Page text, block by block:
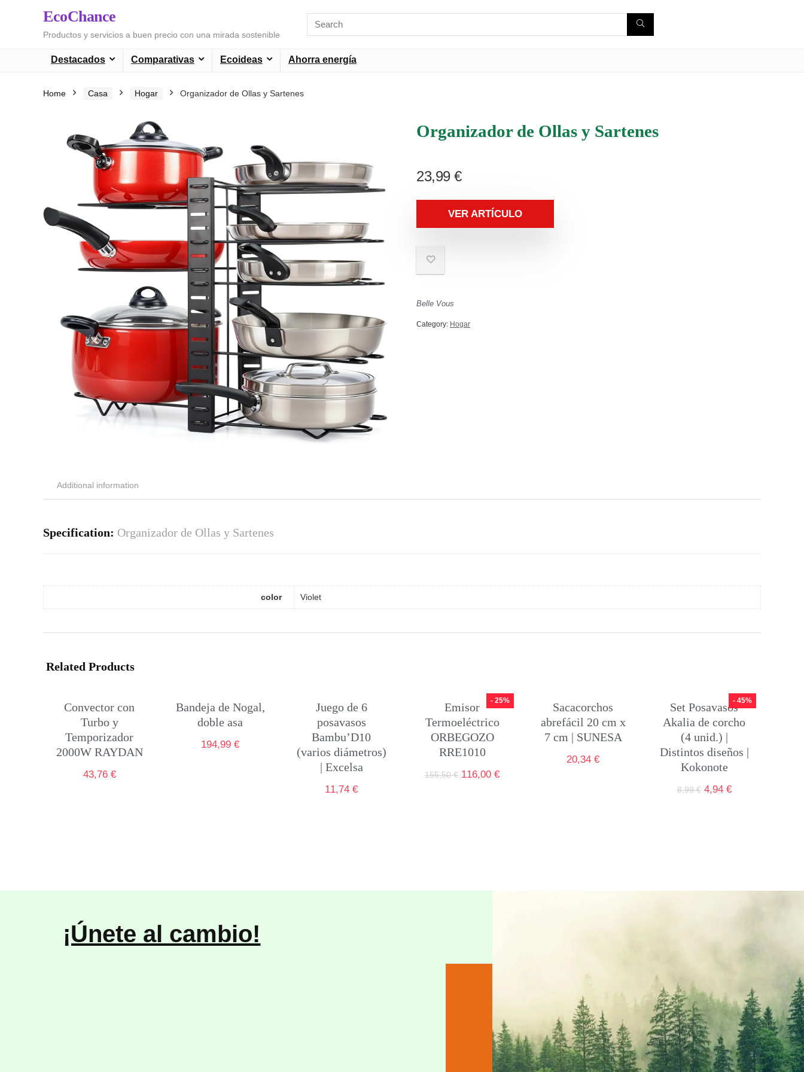
EcoChance
Productos y servicios a buen precio con una mirada sostenible
Destacados Comparativas Ecoideas Ahorra energía
Home Casa Hogar Organizador de Ollas y Sartenes
Organizador de Ollas y Sartenes
23,99 €
VER ARTÍCULO
Belle Vous
Category: Hogar
Additional information
Specification: Organizador de Ollas y Sartenes
color Violet
Related Products
Convector con
Turbo y
Temporizador
2000W RAYDAN
43,76 €
Bandeja de Nogal,
doble asa
194,99€
Juego de 6
posavasos
Bambu’D10
(varios diámetros)
| Excelsa
11,74€
- 25%
Emisor
Termoeléctrico
ORBEGOZO
RRE1010
155,50€ 116,00€
Sacacorchos
abrefácil 20 cm x
7 cm | SUNESA
20,34€
- 45%
Set Posavasos
Akalia de corcho
(4 unid.) |
Distintos diseños |
Kokonote
8,99€ 4,94 €
¡Únete al cambio!